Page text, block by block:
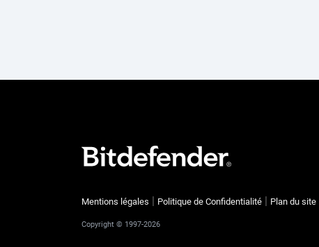
Mentions légales Politique de Confidentialité Plan du site
Copyright © 1997-2026